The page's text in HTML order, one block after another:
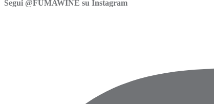
Segui @FUMAWINE su Instagram